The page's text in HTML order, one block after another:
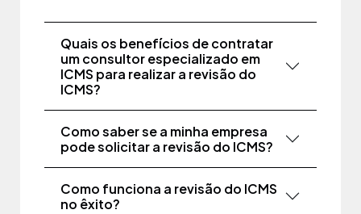
Quais os benefícios de contratar
um consultor especializado em
ICMS para realizar a revisão do
ICMS?
Como saber se a minha empresa
pode solicitar a revisão do ICMS?
Como funciona a revisão do ICMS
no êxito?